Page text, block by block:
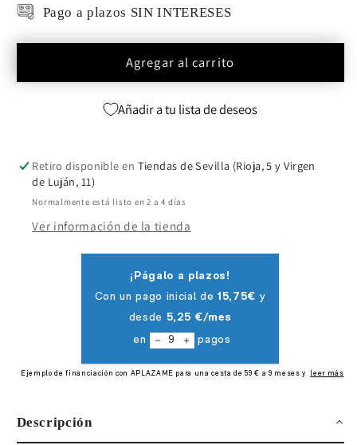
Pago a plazos SIN INTERESES
Agregar al carrito
Añadir a tu lista de deseos
Retiro disponible en Tiendas de Sevilla (Rioja, 5 y Virgen
de Luján, 11)
Normalmente está listo en 2 a 4 días
Ver información de la tienda
Descripción